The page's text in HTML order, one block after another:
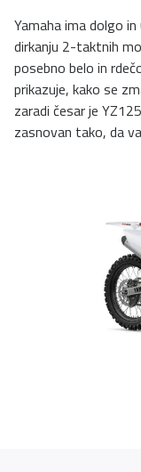
Yamaha ima dolgo
dirkanju 2-taktnih
posebno belo in
prikazuje, kako se
zaradi česar je
zasnovan tako, da